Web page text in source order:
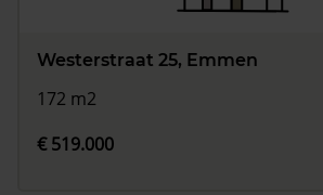
Westerstraat 25, Emmen
172 m2
€ 519.000